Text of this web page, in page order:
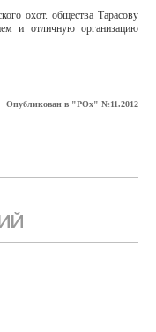
охот. общества Тарасову
и отличную организацию
Опубликован в "РОх" №11.2012